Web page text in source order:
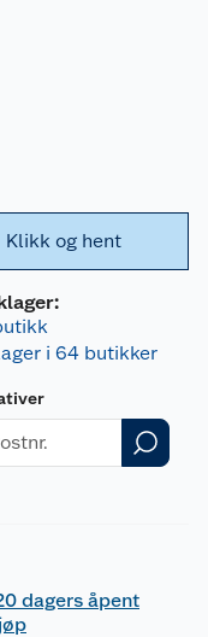
Klikk og hent
i 64 butikker
dagers åpent